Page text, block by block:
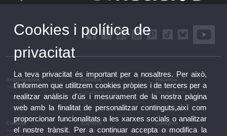
Institucional
Institucional
Estudis
Estudis i formació
Recerca
Recerca, innovació i
Cultura
Arts escèniques
Esports
Esports
Campus
Campus
Cookies i política de
privacitat
La teva privacitat és important per a nosaltres. Per això,
t'informem que utilitzem cookies pròpies i de tercers per a
realitzar anàlisis d'ús i mesurament de la nostra pàgina
web amb la finalitat de personalitzar continguts,així com
proporcionar funcionalitats a les xarxes socials o analitzar
el nostre trànsit. Per a continuar accepta o modifica la